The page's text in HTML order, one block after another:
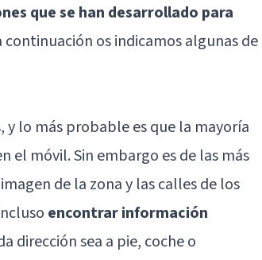
que se han desarrollado para
continuación os indicamos algunas de
y lo más probable es que la mayoría
el móvil. Sin embargo es de las más
de la zona y las calles de los
encontrar información
dirección sea a pie, coche o